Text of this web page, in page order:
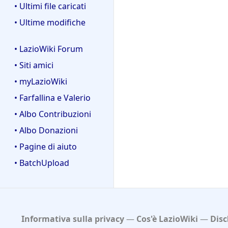
• Ultimi file caricati
• Ultime modifiche
• LazioWiki Forum
• Siti amici
• myLazioWiki
• Farfallina e Valerio
• Albo Contribuzioni
• Albo Donazioni
• Pagine di aiuto
• BatchUpload
Informativa sulla privacy Cos'è LazioWiki